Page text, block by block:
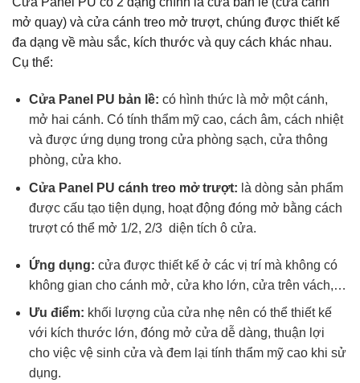
mở quay) và cửa cánh treo mở trượt, chúng được thiết kế
đa dạng về màu sắc, kích thước và quy cách khác nhau.
Cụ thể:
Cửa Panel PU bản lề: có hình thức là mở một cánh,
mở hai cánh. Có tính thẩm mỹ cao, cách âm, cách nhiệt
và được ứng dụng trong cửa phòng sạch, cửa thông
phòng, cửa kho.
Cửa Panel PU cánh treo mở trượt: là dòng sản phẩm
được cấu tạo tiện dụng, hoạt động đóng mở bằng cách
trượt có thể mở 1/2, 2/3 diện tích ô cửa.
Ứng dụng: cửa được thiết kế ở các vị trí mà không có
không gian cho cánh mở, cửa kho lớn, cửa trên vách,…
Ưu điểm: khối lượng của cửa nhẹ nên có thể thiết kế
với kích thước lớn, đóng mở cửa dễ dàng, thuận lợi
cho việc vệ sinh cửa và đem lại tính thẩm mỹ cao khi sử
dụng.